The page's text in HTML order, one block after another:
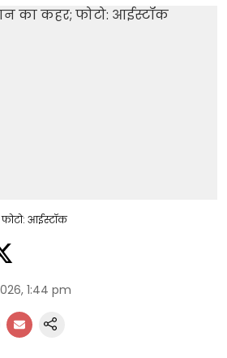
फोटो: आईस्टॉक
1:44 pm